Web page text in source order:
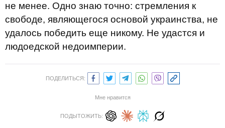
не менее. Одно знаю точно: стремления к
свободе, являющегося основой украинства, не
удалось победить еще никому. Не удастся и
людоедской недоимперии.
ПОДЕЛИТЬСЯ:
Мне нравится
ПОДЫТОЖИТЬ: